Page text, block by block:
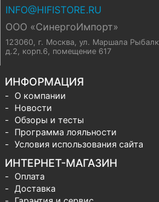
INFO@HIFISTORE.RU
ООО «СинергоИмпорт»
123060, г. Москва, ул. Маршала
д.2, корп.6, помещение 617
ИНФОРМАЦИЯ
О компании
Новости
Обзоры и тесты
Программа лояльности
Условия использования сайта
ИНТЕРНЕТ-МАГАЗИН
Оплата
Доставка